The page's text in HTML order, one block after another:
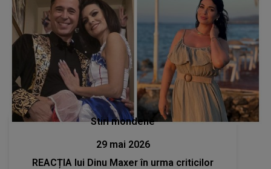
Stiri mondene
29 mai 2026
REACȚIA lui Dinu Maxer în urma criticilor